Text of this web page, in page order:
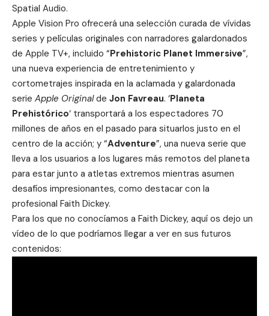
Spatial Audio.
Apple Vision Pro ofrecerá una selección curada de vívidas
series y películas originales con narradores galardonados
de Apple TV+, incluido “Prehistoric Planet Immersive”,
una nueva experiencia de entretenimiento y
cortometrajes inspirada en la aclamada y galardonada
serie Apple Originalde Jon Favreau. ‘Planeta
Prehistórico‘ transportará a los espectadores 70
millones de años en el pasado para situarlos justo en el
centro de la acción; y “Adventure”, una nueva serie que
lleva a los usuarios a los lugares más remotos del planeta
para estar junto a atletas extremos mientras asumen
desafíos impresionantes, como destacar con la
profesional Faith Dickey.
Para los que no conocíamos a Faith Dickey, aquí os dejo un
vídeo de lo que podríamos llegar a ver en sus futuros
contenidos: